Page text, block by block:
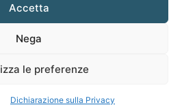
Accetta
Nega
le preferenze
Dichiarazione sulla Privacy